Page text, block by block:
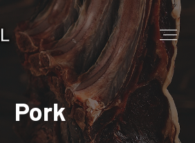
Pork